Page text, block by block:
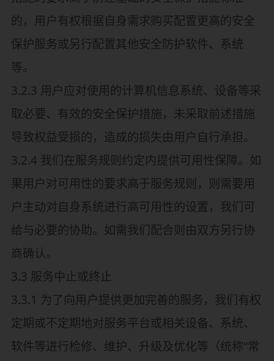
的，用户有权根据自身需求购买配置更高的安全
保护服务或另行配置其他安全防护软件、系统
等。
3.2.3 用户应对使用的计算机信息系统、设备等采
取必要、有效的安全保护措施，未采取前述措施
导致权益受损的，造成的损失由用户自行承担。
3.2.4 我们在服务规则约定内提供可用性保障。如
果用户对可用性的要求高于服务规则，则需要用
户主动对自身系统进行高可用性的设置，我们可
给与必要的协助。如需我们配合则由双方另行协
商确认。
3.3 服务中止或终止
3.3.1 为了向用户提供更加完善的服务，我们有权
定期或不定期地对服务平台或相关设备、系统、
软件等进行检修、维护、升级及优化等（统称“常